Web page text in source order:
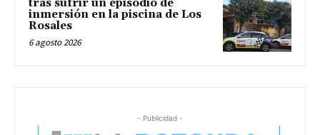
tras sufrir un episodio de
inmersión en la piscina de Los
Rosales
6 agosto 2026
- Publicidad -